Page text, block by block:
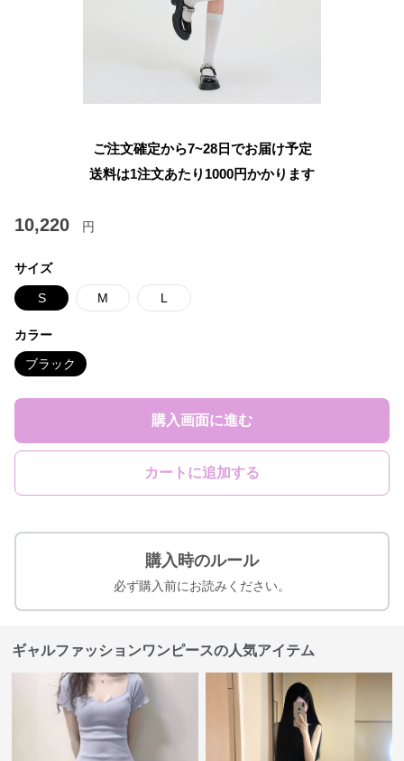
ご注文確定から7~28日でお届け予定
送料は1注文あたり 1000円かかります
10,220 円
サイズ
S M L
カラー
ブラック
購入画面に進む
カートに追加する
購入時のルール
必ず購入前にお読みください。
ギャルファッションワンピースの人気アイテム